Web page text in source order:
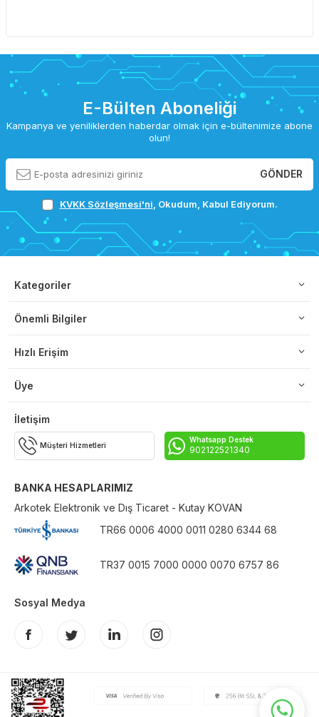
E-Bülten Aboneliği
Kampanya ve yeniliklerden haberdar olmak için e-bültenimize abone
olun!
GÖNDER
KVKK Sözleşmesi'ni , Okudum, Kabul Ediyorum.
Kategoriler
Önemli Bilgiler
Hızlı Erişim
Üye
İletişim
Müşteri Hizmetleri
Whatsapp Destek
902122521340
BANKA HESAPLARIMIZ
Arkotek Elektronik ve Dış Ticaret - Kutay KOVAN
TR66 0006 4000 0011 0280 6344 68
TR37 0015 7000 0000 0070 6757 86
Sosyal Medya